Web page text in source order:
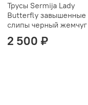
Трусы Sermija Lady
Butterfly завышенные
слипы черный жемчуг
2 500 ₽